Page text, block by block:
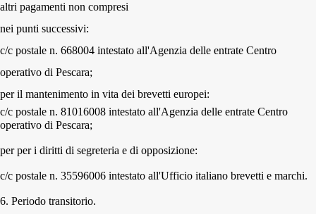
altri pagamenti non compresi
nei punti successivi:
c/c postale n. 668004 intestato all'Agenzia delle entrate Centro
operativo di Pescara;
per il mantenimento in vita dei brevetti europei:
c/c postale n. 81016008 intestato all'Agenzia delle entrate Centro
operativo di Pescara;
per per i diritti di segreteria e di opposizione:
c/c postale n. 35596006 intestato all'Ufficio italiano brevetti e marchi.
6. Periodo transitorio.